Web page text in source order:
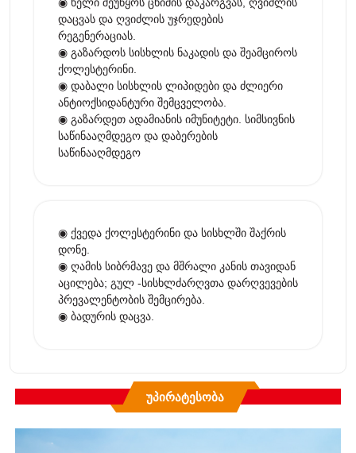
დაცვას და ღვიძლის უჯრედების
რეგენერაციას.
◉ გაზარდოს სისხლის ნაკადის და შეამციროს
ქოლესტერინი.
◉ დაბალი სისხლის ლიპიდები და ძლიერი
ანტიოქსიდანტური შემცველობა.
◉ გაზარდეთ ადამიანის იმუნიტეტი. სიმსივნის
საწინააღმდეგო და დაბერების
საწინააღმდეგო
◉ ქვედა ქოლესტერინი და სისხლში შაქრის
დონე.
◉ ღამის სიბრმავე და მშრალი კანის თავიდან
აცილება; გულ -სისხლძარღვთა დარღვევების
პრევალენტობის შემცირება.
◉ ბადურის დაცვა.
Უპირატესობა